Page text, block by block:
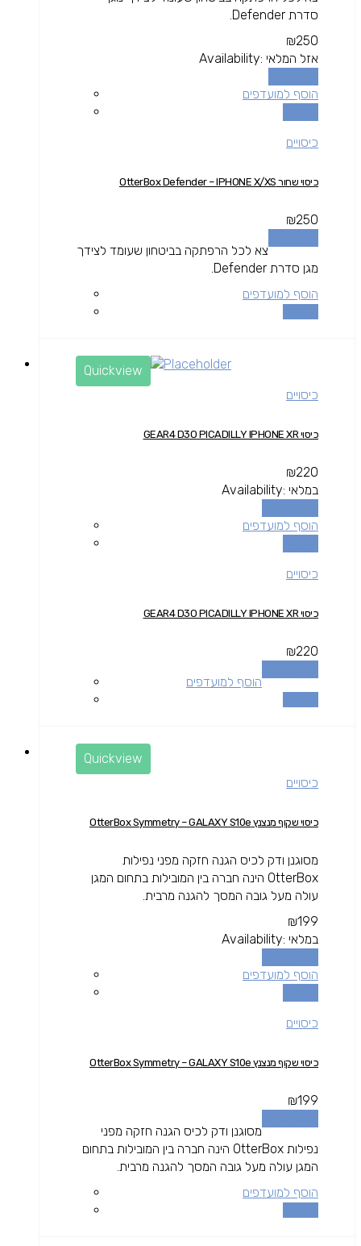
סדרת Defender.
₪250
Availability: אזל המלאי
הוסף למועדפים
כיסויים
כיסוי שחור OtterBox Defender – IPHONE X/XS
₪250
צא לכל הרפתקה בביטחון שעומד לצידך
מגן סדרת Defender.
הוסף למועדפים
Quickview
כיסויים
כיסוי GEAR4 D3O PICADILLY IPHONE XR
₪220
Availability: במלאי
הוסף למועדפים
כיסויים
כיסוי GEAR4 D3O PICADILLY IPHONE XR
₪220
הוסף למועדפים
Quickview
כיסויים
כיסוי שקוף מנצנץ OtterBox Symmetry – GALAXY S10e
מסוגנן ודק לכיס הגנה חזקה מפני נפילות
OtterBox הינה חברה בין המובילות בתחום המגן
עולה מעל גובה המסך להגנה מרבית.
₪199
Availability: במלאי
הוסף למועדפים
כיסויים
כיסוי שקוף מנצנץ OtterBox Symmetry – GALAXY S10e
₪199
מסוגנן ודק לכיס הגנה חזקה מפני
נפילות OtterBox הינה חברה בין המובילות בתחום
המגן עולה מעל גובה המסך להגנה מרבית.
הוסף למועדפים